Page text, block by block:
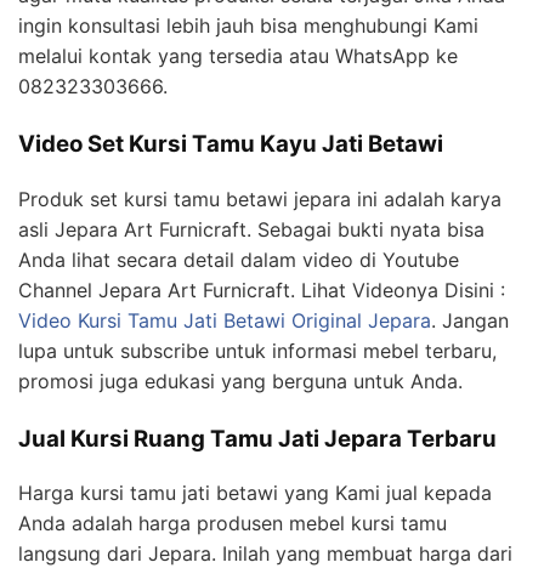
ingin konsultasi lebih jauh bisa menghubungi Kami
melalui kontak yang tersedia atau WhatsApp ke
082323303666.
Video Set Kursi Tamu Kayu Jati Betawi
Produk set kursi tamu betawi jepara ini adalah karya
asli Jepara Art Furnicraft. Sebagai bukti nyata bisa
Anda lihat secara detail dalam video di Youtube
Channel Jepara Art Furnicraft. Lihat Videonya Disini :
Video Kursi Tamu Jati Betawi Original Jepara. Jangan
lupa untuk subscribe untuk informasi mebel terbaru,
promosi juga edukasi yang berguna untuk Anda.
Jual Kursi Ruang Tamu Jati Jepara Terbaru
Harga kursi tamu jati betawi yang Kami jual kepada
Anda adalah harga produsen mebel kursi tamu
langsung dari Jepara. Inilah yang membuat harga dari